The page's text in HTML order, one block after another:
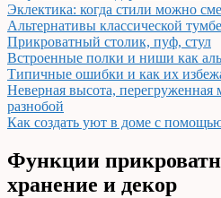
Эклектика: когда стили можно
Альтернативы классической тумбе
Прикроватный столик, пуф, стул
Встроенные полки и ниши как
Типичные ошибки и как их
Неверная высота, перегруженная
разнобой
Как создать уют в доме с
Функции
хранение и декор